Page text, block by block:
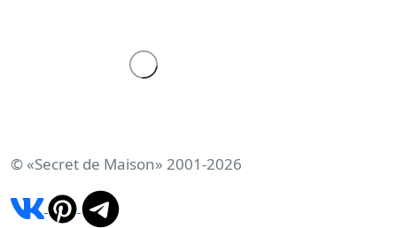
© «Secret de Maison» 2001-2026